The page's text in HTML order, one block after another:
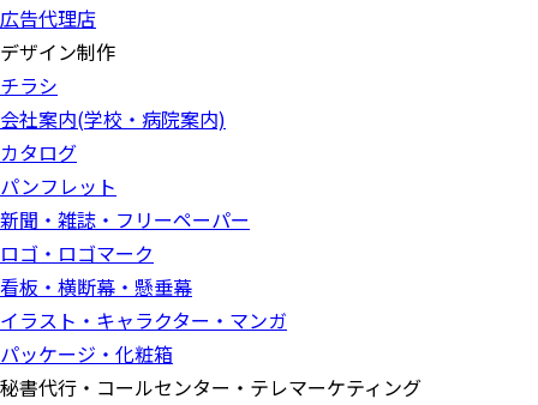
広告代理店
デザイン制作
チラシ
会社案内(学校・病院案内)
カタログ
パンフレット
新聞・雑誌・フリーペーパー
ロゴ・ロゴマーク
看板・横断幕・懸垂幕
イラスト・キャラクター・マンガ
パッケージ・化粧箱
秘書代行・コールセンター・テレマーケティング